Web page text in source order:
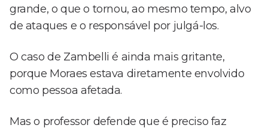
grande, o que o tornou, ao mesmo tempo, alvo
de ataques e o responsável por julgá-los.
O caso de Zambelli é ainda mais gritante,
porque Moraes estava diretamente envolvido
como pessoa afetada.
Mas o professor defende que é preciso faz